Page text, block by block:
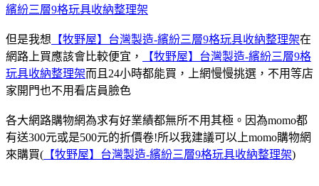
繽紛三層9格玩具收納整理架
但是我想 【牧野屋】台灣製造-繽紛三層9格玩具收納整理架在
網路上買應該會比較便宜，
【牧野屋】台灣製造-繽紛三層9格
玩具收納整理架而且24小時都能買，上網慢慢挑選，不用等店
家開門也不用看店員臉色
各大網路購物網為求有好業績都無所不用其極。因為momo都
有送300元或是500元的折價卷!所以我建議可以上momo購物網
來購買( 【牧野屋】台灣製造-繽紛三層9格玩具收納整理架)